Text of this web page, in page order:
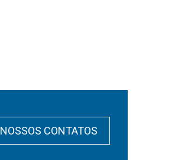
NOSSOS CONTATOS